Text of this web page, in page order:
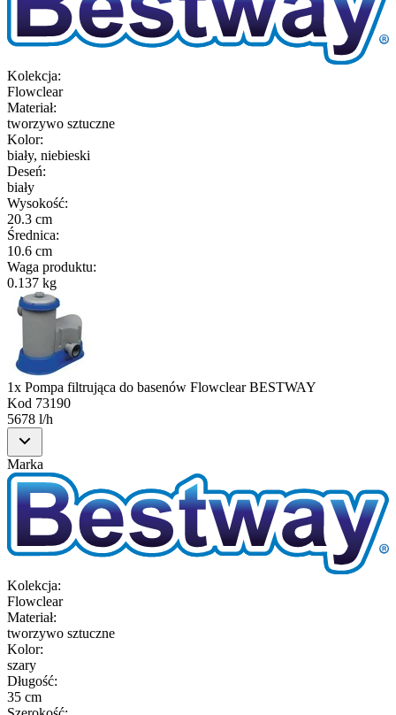
Kolekcja:
Flowclear
Materiał:
tworzywo sztuczne
Kolor:
biały, niebieski
Deseń:
biały
Wysokość:
20.3 cm
Średnica:
10.6 cm
Waga produktu:
0.137 kg
1x Pompa filtrująca do basenów Flowclear BESTWAY
Kod 73190
5678 l/h
Marka
Kolekcja:
Flowclear
Materiał:
tworzywo sztuczne
Kolor:
szary
Długość:
35 cm